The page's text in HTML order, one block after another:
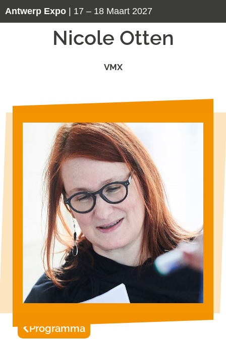
Antwerp Expo | 17 – 18 Maart 2027
Nicole Otten
VMX
Programma